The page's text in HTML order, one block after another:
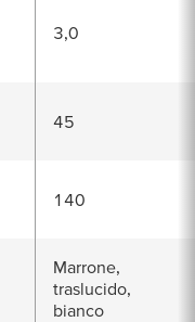
3,0
45
140
Marrone,
traslucido,
bianco